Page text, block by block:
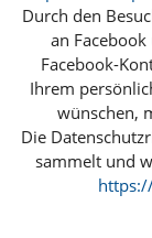
Durch den
an
Facebook-
Ihrem
wünschen,
Die
sammelt und